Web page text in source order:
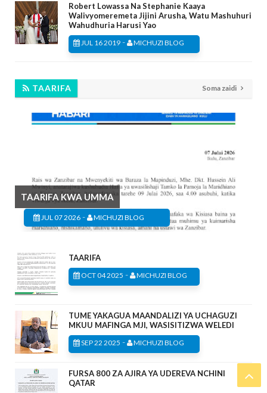
Robert Lowassa Na Stephanie Kaaya
Walivyomeremeta Jijini Arusha, Watu Mashuhuri
Wahudhuria Harusi Yao
JUL 16 2019 - MICHUZI BLOG
TAARIFA Soma zaidi
TAARIFA KWA UMMA
JUL 07 2026 - MICHUZI BLOG
TAARIFA
OCT 04 2025 - MICHUZI BLOG
TUME YAKAGUA MAANDALIZI YA UCHAGUZI
MKUU MAFINGA MJI, WASISITIZWA WELEDI
SEP 22 2025 - MICHUZI BLOG
FURSA 800 ZA AJIRA YA UDEREVA NCHINI
QATAR